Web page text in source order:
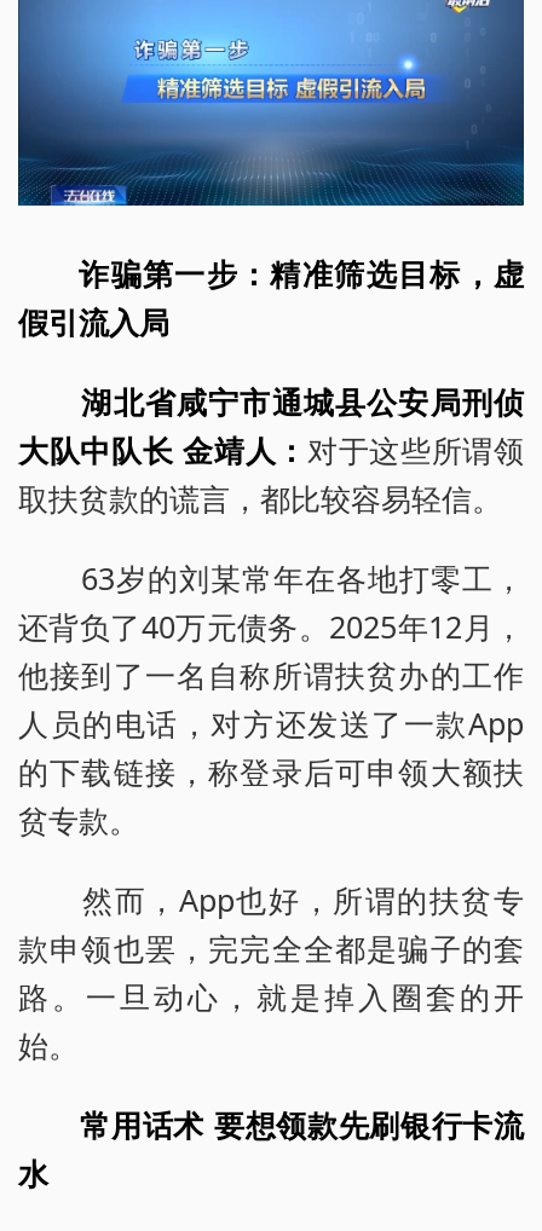
诈骗第一步：精准筛选目标，虚
假引流入局
湖北省咸宁市通城县公安局刑侦
大队中队长 金靖人： 对于这些所谓领
取扶贫款的谎言，都比较容易轻信。
63岁的刘某常年在各地打零工，
还背负了40万元债务。2025年12月，
他接到了一名自称所谓扶贫办的工作
人员的电话，对方还发送了一款App
的下载链接，称登录后可申领大额扶
贫专款。
然而，App也好，所谓的扶贫专
款申领也罢，完完全全都是骗子的套
路。一旦动心，就是掉入圈套的开
始。
常用话术 要想领款先刷银行卡流
水